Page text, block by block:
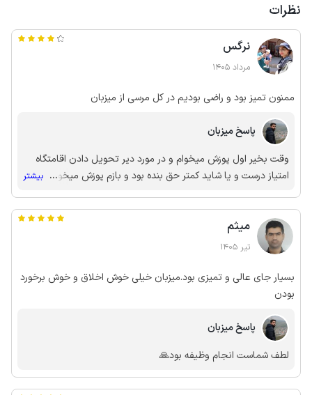
نظرات
نرگس
مرداد 1405
ممنون تمیز بود و راضی بودیم در کل مرسی از میزبان
پاسخ میزبان
وقت بخیر اول پوزش میخوام و در مورد دیر تحویل دادن اقامتگاه
امتیاز درست و یا شاید کمتر حق بنده بود و بازم پوزش میخوام
... بیشتر
میثم
تیر 1405
بسیار جای عالی و تمیزی بود.میزبان خیلی خوش اخلاق و خوش برخورد
بودن
پاسخ میزبان
لطف شماست انجام وظیفه بود🙏